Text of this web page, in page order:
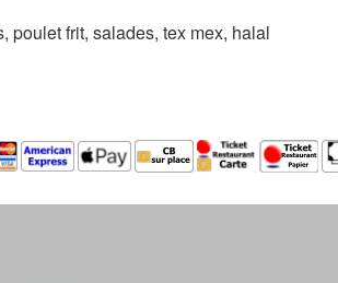
poulet frit, salades, tex mex, halal